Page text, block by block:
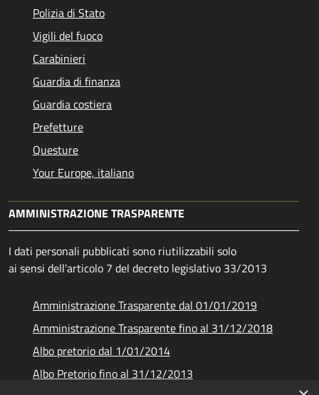
Polizia di Stato
Vigili del fuoco
Carabinieri
Guardia di finanza
Guardia costiera
Prefetture
Questure
Your Europe, italiano
AMMINISTRAZIONE TRASPARENTE
I dati personali pubblicati sono riutilizzabili solo
ai sensi dell'articolo 7 del decreto legislativo 33/2013
Amministrazione Trasparente dal 01/01/2019
Amministrazione Trasparente fino al 31/12/2018
Albo pretorio dal 1/01/2014
Albo Pretorio fino al 31/12/2013